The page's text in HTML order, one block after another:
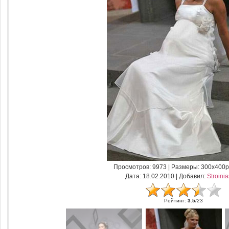
Просмотров: 9973 | Размеры:
Дата: 18.02.2010 | Добавил:
Рейтинг: 3.5/23